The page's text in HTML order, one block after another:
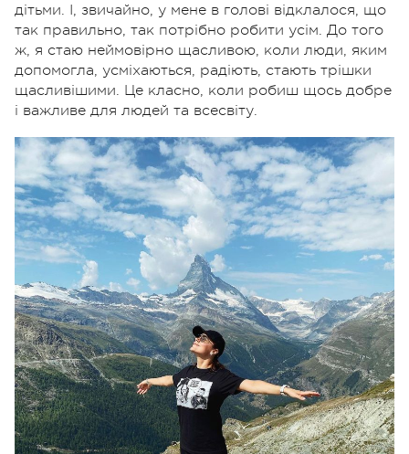
дітьми. І, звичайно, у мене в голові відклалося, що
так правильно, так потрібно робити усім. До того
ж, я стаю неймовірно щасливою, коли люди, яким
допомогла, усміхаються, радіють, стають трішки
щасливішими. Це класно, коли робиш щось добре
і важливе для людей та всесвіту.